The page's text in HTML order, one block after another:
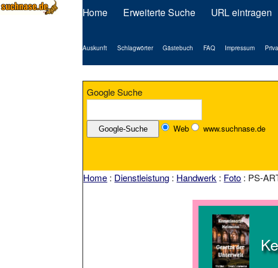
Home Erweiterte Suche URL eintragen
Auskunft Schlagwörter Gästebuch FAQ Impressum
Google Suche
Web www.suchnase.de
Home : Dienstleistung : Handwerk : Foto : PS-